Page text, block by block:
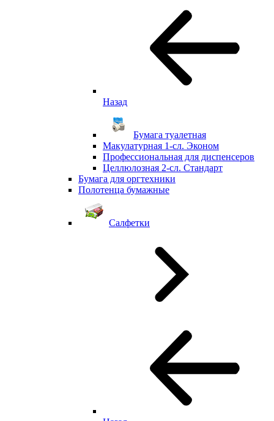
Назад
Бумага туалетная
Макулатурная 1-сл. Эконом
Профессиональная для диспенсеров
Целлюлозная 2-сл. Стандарт
Бумага для оргтехники
Полотенца бумажные
Салфетки